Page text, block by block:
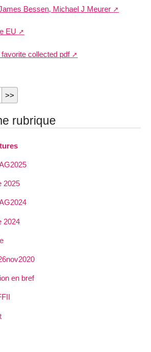
Bessen, Michael J Meurer
EU
favorite collected pdf
rubrique
2025
2024
en bref